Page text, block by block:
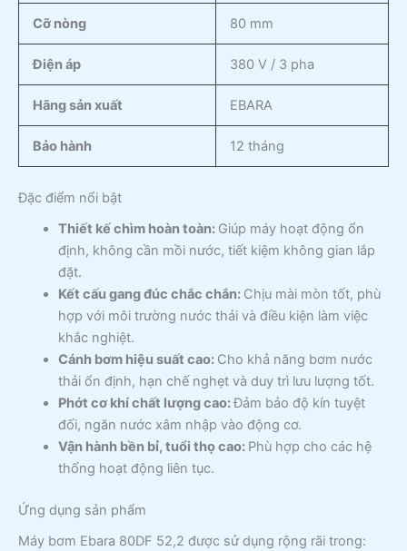
Cỡ nòng 80 mm
Điện áp 380 V / 3 pha
Hãng sản xuất EBARA
Bảo hành 12 tháng
Đặc điểm nổi bật
Thiết kế chìm hoàn toàn: Giúp máy hoạt động ổn
định, không cần mồi nước, tiết kiệm không gian lắp
đặt.
Kết cấu gang đúc chắc chắn: Chịu mài mòn tốt, phù
hợp với môi trường nước thải và điều kiện làm việc
khắc nghiệt.
Cánh bơm hiệu suất cao: Cho khả năng bơm nước
thải ổn định, hạn chế nghẹt và duy trì lưu lượng tốt.
Phớt cơ khí chất lượng cao:Đảm bảo độ kín tuyệt
đối, ngăn nước xâm nhập vào động cơ.
Vận hành bền bỉ, tuổi thọ cao: Phù hợp cho các hệ
thống hoạt động liên tục.
Ứng dụng sản phẩm
Máy bơm Ebara 80DF 52,2 được sử dụng rộng rãi trong: